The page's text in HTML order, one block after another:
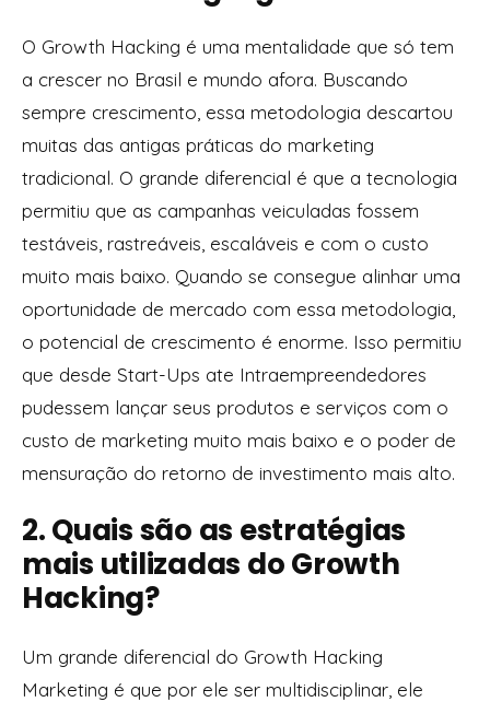
O Growth Hacking é uma mentalidade que só tem
a crescer no Brasil e mundo afora. Buscando
sempre crescimento, essa metodologia descartou
muitas das antigas práticas do marketing
tradicional. O grande diferencial é que a tecnologia
permitiu que as campanhas veiculadas fossem
testáveis, rastreáveis, escaláveis e com o custo
muito mais baixo. Quando se consegue alinhar uma
oportunidade de mercado com essa metodologia,
o potencial de crescimento é enorme. Isso permitiu
que desde Start-Ups ate Intraempreendedores
pudessem lançar seus produtos e serviços com o
custo de marketing muito mais baixo e o poder de
mensuração do retorno de investimento mais alto.
2. Quais são as estratégias
mais utilizadas do Growth
Hacking?
Um grande diferencial do Growth Hacking
Marketing é que por ele ser multidisciplinar, ele